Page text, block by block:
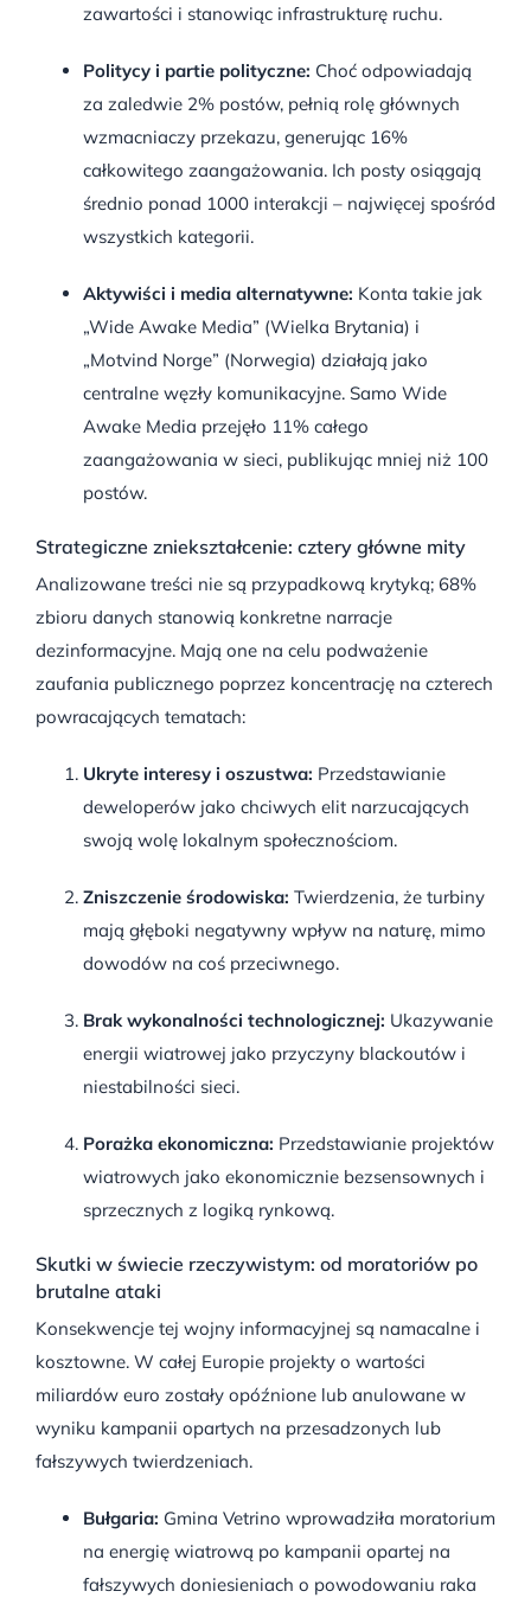
zawartości i stanowiąc infrastrukturę ruchu.
Politycy i partie polityczne: Choć odpowiadają
za zaledwie 2% postów, pełnią rolę głównych
wzmacniaczy przekazu, generując 16%
całkowitego zaangażowania. Ich posty osiągają
średnio ponad 1000 interakcji – najwięcej spośród
wszystkich kategorii.
Aktywiści i media alternatywne: Konta takie jak
„Wide Awake Media” (Wielka Brytania) i
„Motvind Norge” (Norwegia) działają jako
centralne węzły komunikacyjne. Samo Wide
Awake Media przejęło 11% całego
zaangażowania w sieci, publikując mniej niż 100
postów.
Strategiczne zniekształcenie: cztery główne mity
Analizowane treści nie są przypadkową krytyką; 68%
zbioru danych stanowią konkretne narracje
dezinformacyjne. Mają one na celu podważenie
zaufania publicznego poprzez koncentrację na czterech
powracających tematach:
Ukryte interesy i oszustwa: Przedstawianie
deweloperów jako chciwych elit narzucających
swoją wolę lokalnym społecznościom.
Zniszczenie środowiska: Twierdzenia, że turbiny
mają głęboki negatywny wpływ na naturę, mimo
dowodów na coś przeciwnego.
Brak wykonalności technologicznej: Ukazywanie
energii wiatrowej jako przyczyny blackoutów i
niestabilności sieci.
Porażka ekonomiczna: Przedstawianie projektów
wiatrowych jako ekonomicznie bezsensownych i
sprzecznych z logiką rynkową.
Skutki w świecie rzeczywistym: od moratoriów po
brutalne ataki
Konsekwencje tej wojny informacyjnej są namacalne i
kosztowne. W całej Europie projekty o wartości
miliardów euro zostały opóźnione lub anulowane w
wyniku kampanii opartych na przesadzonych lub
fałszywych twierdzeniach.
Bułgaria: Gmina Vetrino wprowadziła moratorium
na energię wiatrową po kampanii opartej na
fałszywych doniesieniach o powodowaniu raka